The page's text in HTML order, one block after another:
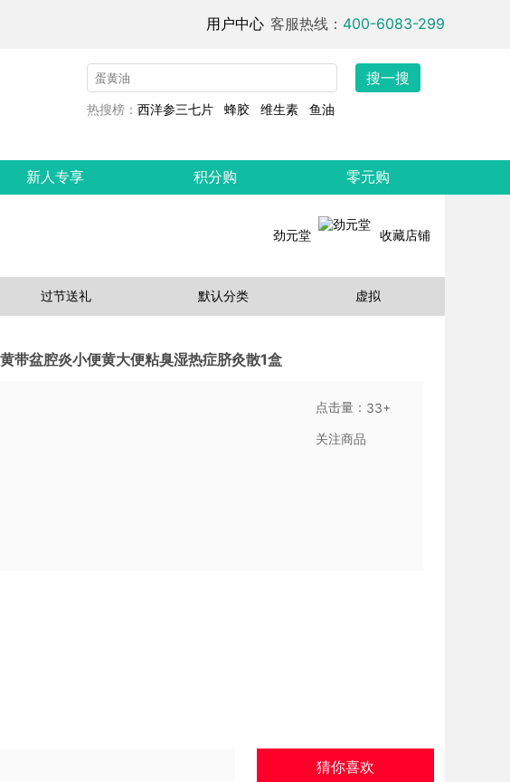
用户中心 客服热线： 400-6083-299
搜一搜
热搜榜： 西洋参三七片 蜂胶 维生素 鱼油
新人专享 积分购 零元购
劲元堂 收藏店铺
过节送礼 默认分类 虚拟
带盆腔炎小便黄大便粘臭湿热症脐灸散1盒
点击量： 33+
关注商品
猜你喜欢